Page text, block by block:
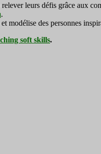
leurs défis grâce aux
.
des personnes
soft skills.